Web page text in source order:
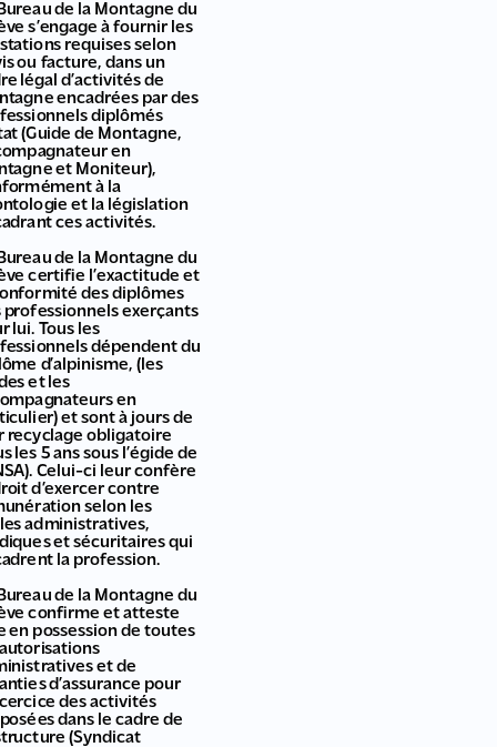
de la Montagne du
s’engage à fournir les
requises selon
ou facture, dans un
légal d’activités de
encadrées par des
diplômés
(Guide de Montagne,
en
et Moniteur),
à la
et la législation
ces activités.
de la Montagne du
certifie l’exactitude et
des diplômes
professionnels exerçants
lui. Tous les
dépendent du
d’alpinisme, (les
et les
en
et sont à jours de
recyclage obligatoire
les 5 ans sous l’égide de
Celui-ci leur confère
d’exercer contre
selon les
administratives,
et sécuritaires qui
la profession.
de la Montagne du
confirme et atteste
en possession de toutes
et de
d’assurance pour
des activités
dans le cadre de
(Syndicat